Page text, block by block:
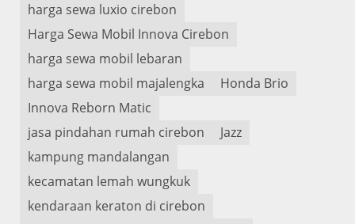
harga sewa luxio cirebon
Harga Sewa Mobil Innova Cirebon
harga sewa mobil lebaran
harga sewa mobil majalengka
Honda Brio
Innova Reborn Matic
jasa pindahan rumah cirebon
Jazz
kampung mandalangan
kecamatan lemah wungkuk
kendaraan keraton di cirebon